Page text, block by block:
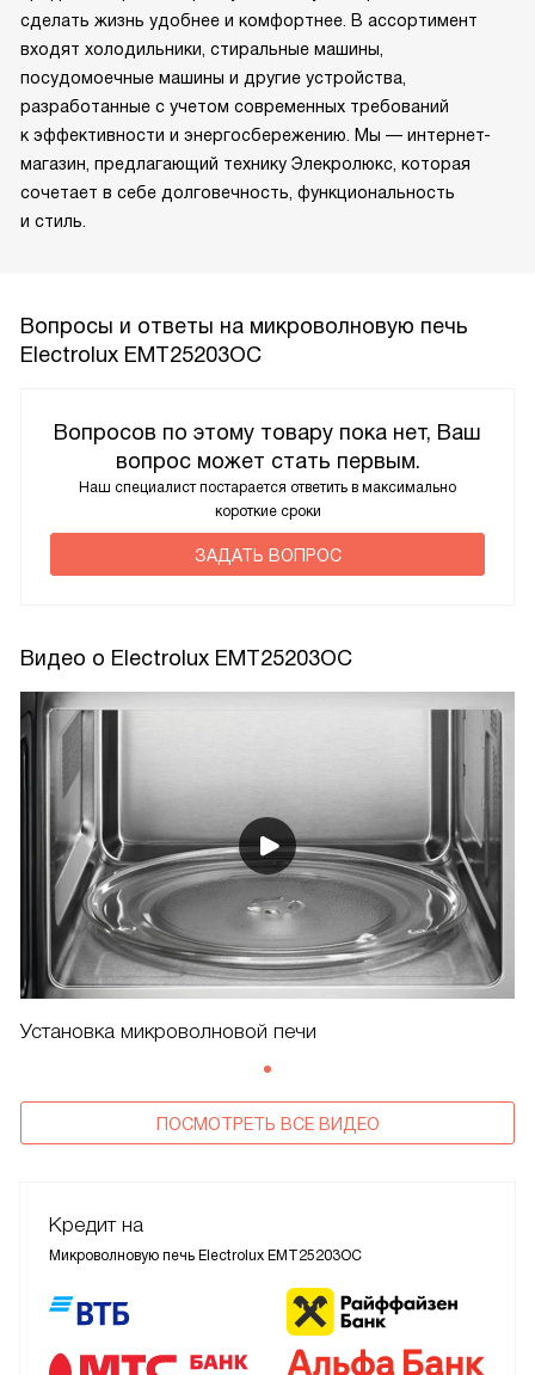
сделать жизнь удобнее и комфортнее. В ассортимент
входят холодильники, стиральные машины,
посудомоечные машины и другие устройства,
разработанные с учетом современных требований
к эффективности и энергосбережению. Мы — интернет-
магазин, предлагающий технику Элекролюкс, которая
сочетает в себе долговечность, функциональность
и стиль.
Вопросы и ответы на микроволновую печь
Electrolux EMT25203OC
Вопросов по этому товару пока нет, Ваш
вопрос может стать первым.
Наш специалист постарается ответить в максимально
короткие сроки
ЗАДАТЬ ВОПРОС
Видео о Electrolux EMT25203OC
Установка микроволновой печи
ПОСМОТРЕТЬ ВСЕ ВИДЕО
Кредит на
Микроволновую печь Electrolux EMT25203OC